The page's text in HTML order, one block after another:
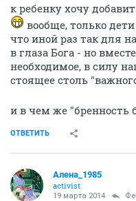
к ребенку хочу
вообще, только
что иной раз так для
в глаза Бога - но
необходимое, в силу
стоящее столь
и в чем же "бренность
ОТВЕТИТЬ
Алена_1985
activist
19 марта 2014